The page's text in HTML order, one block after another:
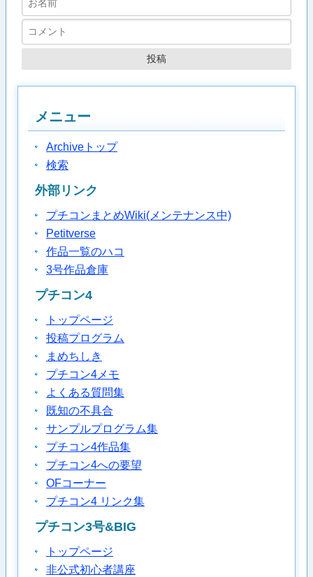
メニュー
Archiveトップ
検索
外部リンク
プチコンまとめWiki(メンテナンス中)
Petitverse
作品一覧のハコ
3号作品倉庫
プチコン4
トップページ
投稿プログラム
まめちしき
プチコン4メモ
よくある質問集
既知の不具合
サンプルプログラム集
プチコン4作品集
プチコン4への要望
OFコーナー
プチコン4 リンク集
プチコン3号&BIG
トップページ
非公式初心者講座